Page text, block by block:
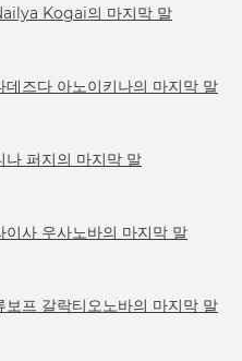
Kogai의 마지막 말
즈다 아노이키나의 마지막 말
나 퍼지의 마지막 말
사 우사노바의 마지막 말
프 갈락티오노바의 마지막 말